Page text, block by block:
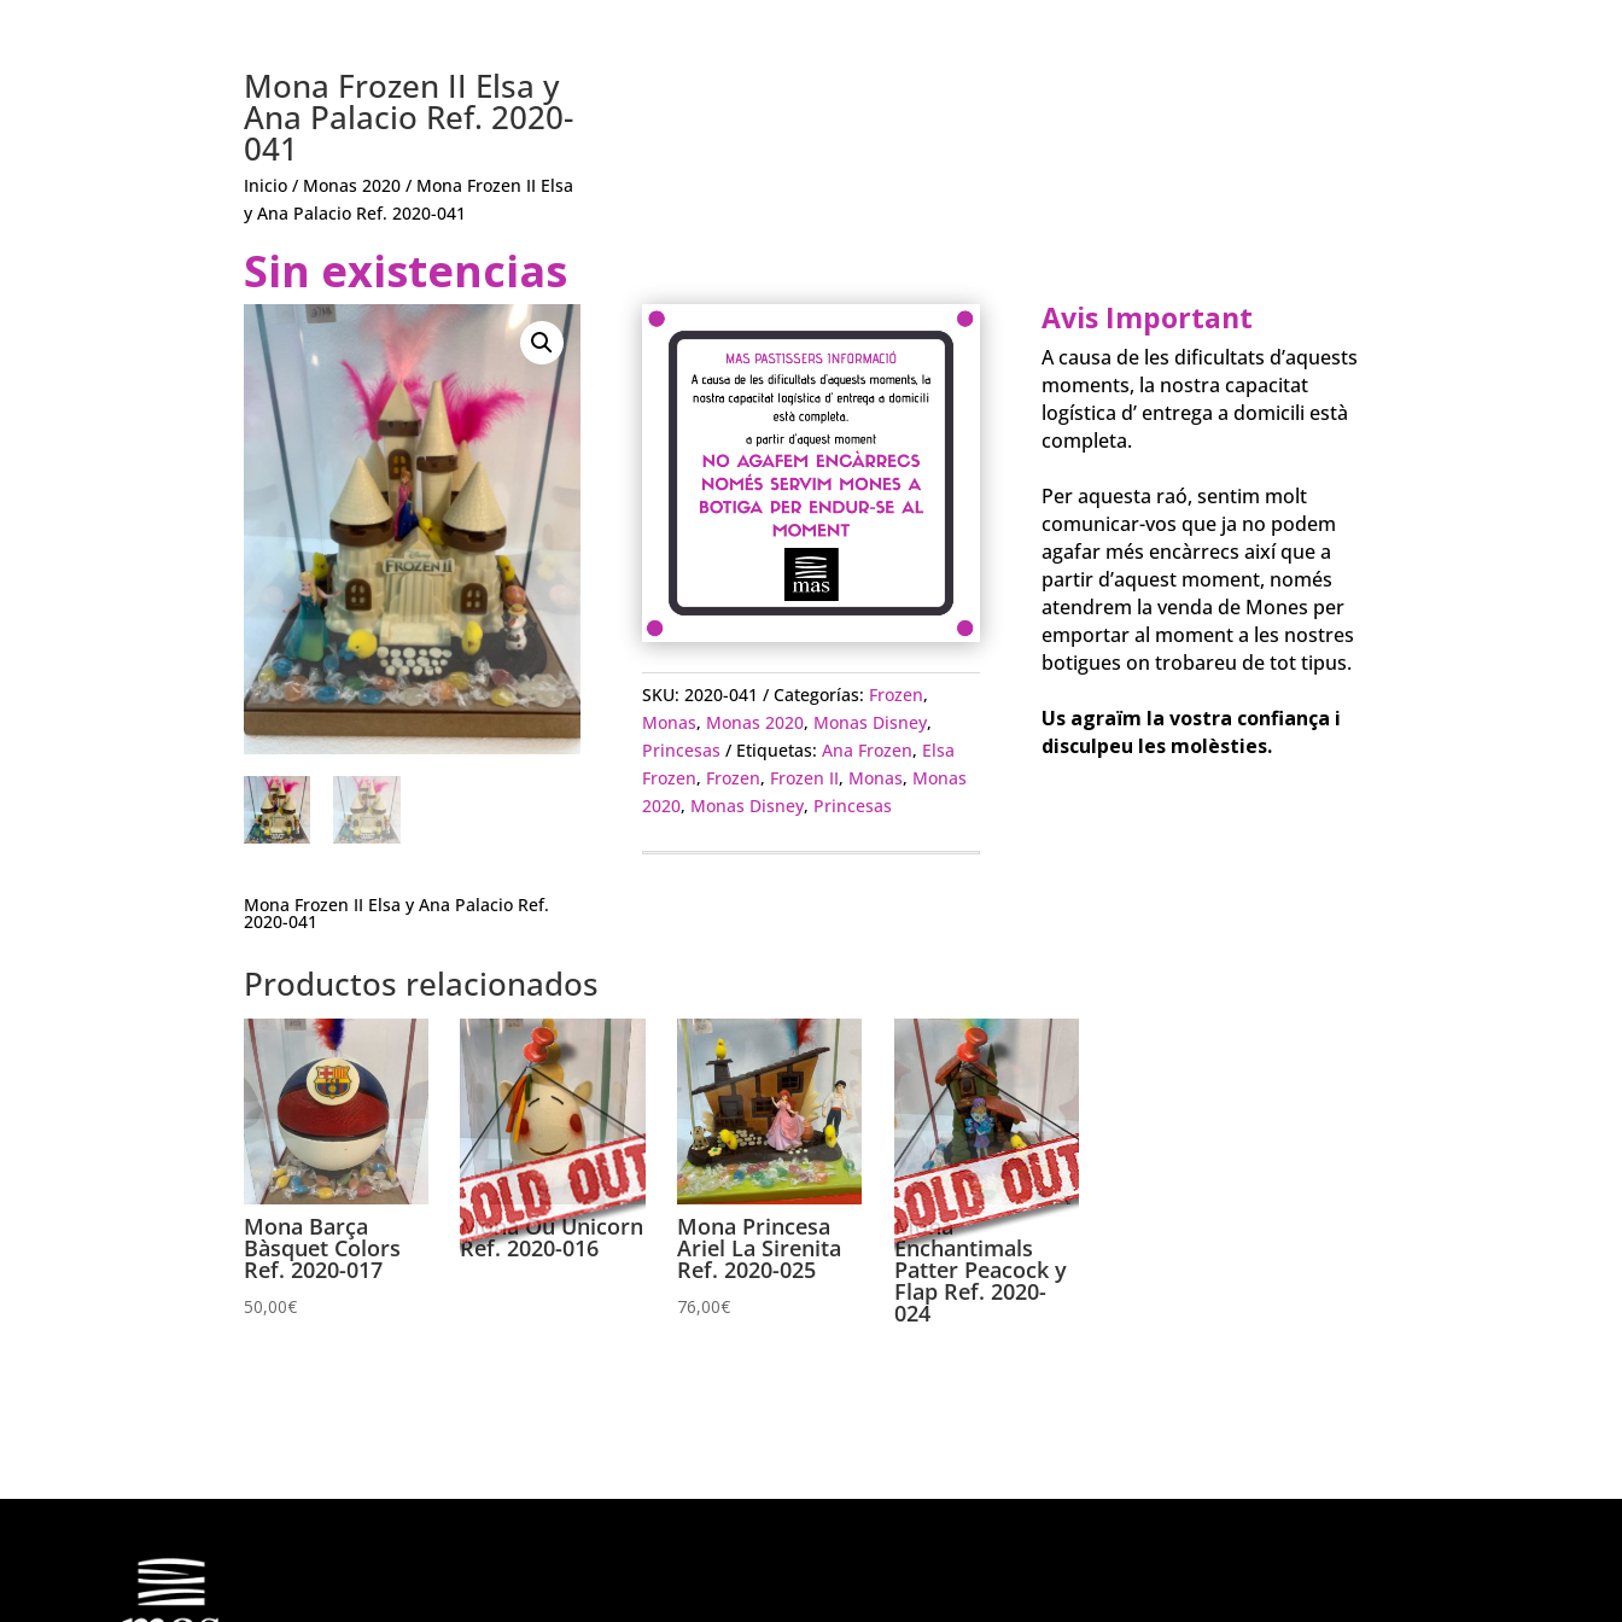
Mona Frozen II Elsa y
Ana Palacio Ref. 2020-
041
Inicio/ Monas 2020/ Mona Frozen II Elsa
y Ana Palacio Ref. 2020-041
Sin existencias
Mona Frozen II Elsa y Ana Palacio Ref.
2020-041
SKU:2020-041 Categorías: Frozen,
Monas, Monas 2020, Monas Disney,
Princesas
Etiquetas:Ana Frozen, Elsa
Frozen, Frozen, Frozen II, Monas, Monas
2020, Monas Disney, Princesas
Avis Important
A causa de les dificultats d’aquests
moments, la nostra capacitat
logística d’ entrega a domicili està
completa.
Per aquesta raó, sentim molt
comunicar-vos que ja no podem
agafar més encàrrecs així que a
partir d’aquest moment, només
atendrem la venda de Mones per
emportar al moment a les nostres
botigues on trobareu de tot tipus.
Us agraïm la vostra confiança i
disculpeu les molèsties.
Productos relacionados
Mona Barça
Bàsquet Colors
Ref. 2020-017
50,00€
Mona Ou Unicorn
Ref. 2020-016
Mona Princesa
Ariel La Sirenita
Ref. 2020-025
76,00€
Mona
Enchantimals
Patter Peacock y
Flap Ref. 2020-
024